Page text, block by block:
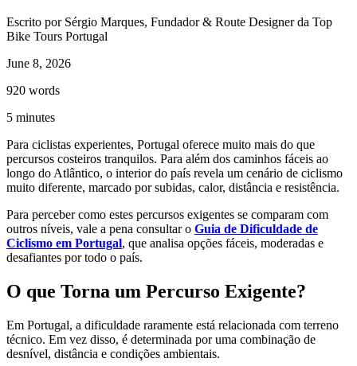
Escrito por Sérgio Marques, Fundador & Route Designer da Top
Bike Tours Portugal
June 8, 2026
920 words
5 minutes
Para ciclistas experientes, Portugal oferece muito mais do que
percursos costeiros tranquilos. Para além dos caminhos fáceis ao
longo do Atlântico, o interior do país revela um cenário de ciclismo
muito diferente, marcado por subidas, calor, distância e resistência.
Para perceber como estes percursos exigentes se comparam com
outros níveis, vale a pena consultar o Guia de Dificuldade de
Ciclismo em Portugal, que analisa opções fáceis, moderadas e
desafiantes por todo o país.
O que Torna um Percurso Exigente?
Em Portugal, a dificuldade raramente está relacionada com terreno
técnico. Em vez disso, é determinada por uma combinação de
desnível, distância e condições ambientais.